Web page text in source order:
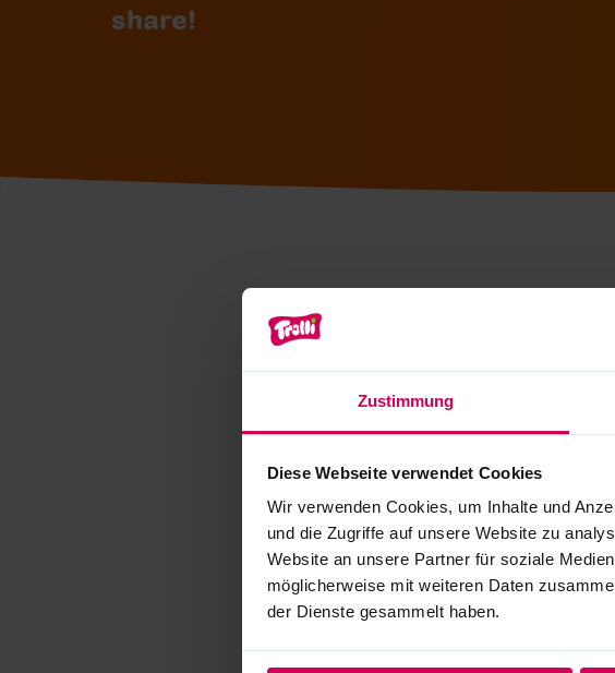
Zustimmung
Diese Webseite verwendet Cookies
Wir verwenden Cookies, um Inhalte und
und die Zugriffe auf unsere Website zu
Website an unsere Partner für soziale
möglicherweise mit weiteren Daten
der Dienste gesammelt haben.
share!